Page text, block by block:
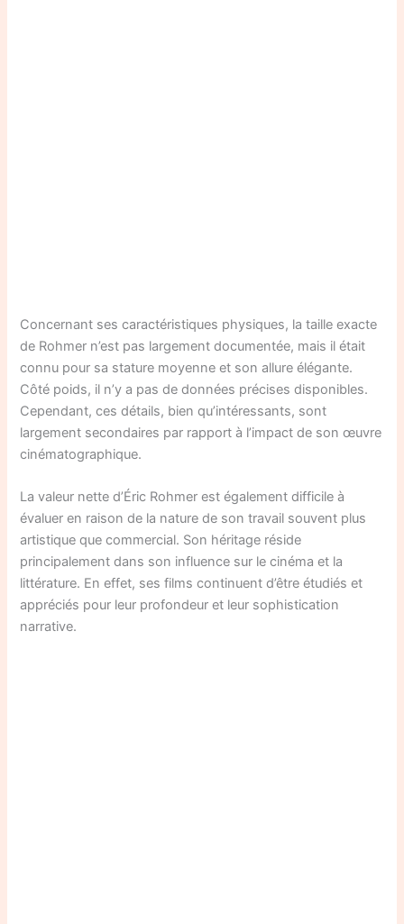
Concernant ses caractéristiques physiques, la taille exacte
de Rohmer n’est pas largement documentée, mais il était
connu pour sa stature moyenne et son allure élégante.
Côté poids, il n’y a pas de données précises disponibles.
Cependant, ces détails, bien qu’intéressants, sont
largement secondaires par rapport à l’impact de son œuvre
cinématographique.
La valeur nette d’Éric Rohmer est également difficile à
évaluer en raison de la nature de son travail souvent plus
artistique que commercial. Son héritage réside
principalement dans son influence sur le cinéma et la
littérature. En effet, ses films continuent d’être étudiés et
appréciés pour leur profondeur et leur sophistication
narrative.